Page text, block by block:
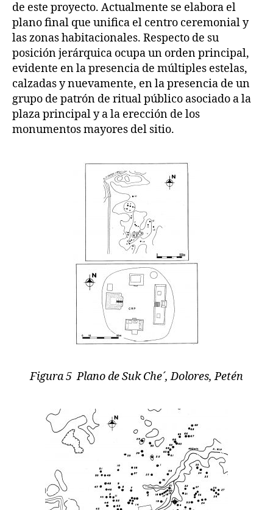
de este proyecto. Actualmente se elabora el
plano final que unifica el centro ceremonial y
las zonas habitacionales. Respecto de su
posición jerárquica ocupa un orden principal,
evidente en la presencia de múltiples estelas,
calzadas y nuevamente, en la presencia de un
grupo de patrón de ritual público asociado a la
plaza principal y a la erección de los
monumentos mayores del sitio.
Figura 5 Plano de Suk Che´, Dolores, Petén